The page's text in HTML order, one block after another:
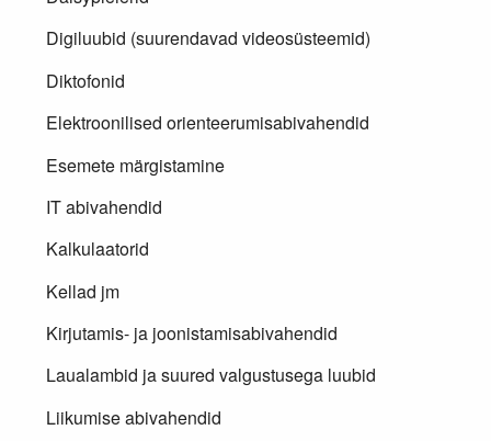
Digiluubid (suurendavad videosüsteemid)
Diktofonid
Elektroonilised orienteerumisabivahendid
Esemete märgistamine
IT abivahendid
Kalkulaatorid
Kellad jm
Kirjutamis- ja joonistamisabivahendid
Laualambid ja suured valgustusega luubid
Liikumise abivahendid